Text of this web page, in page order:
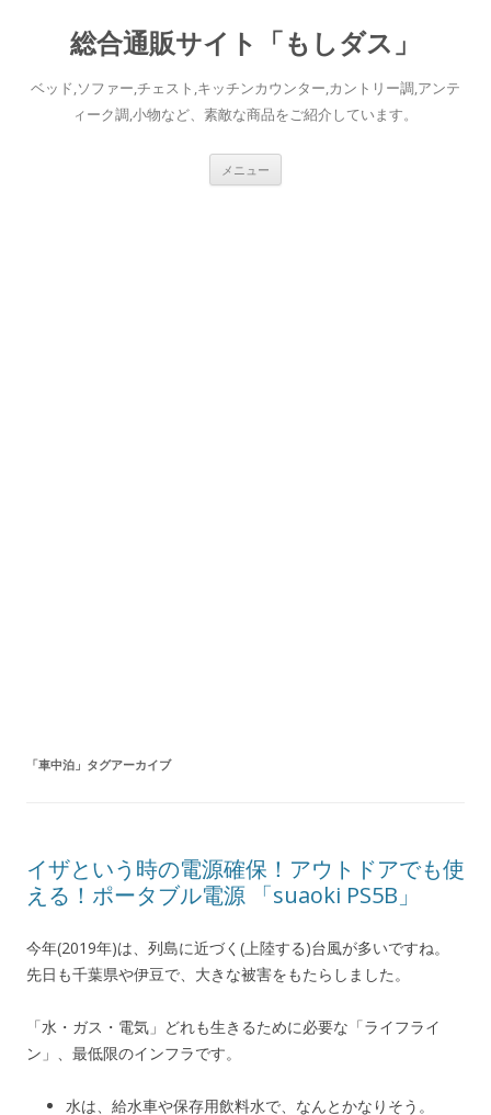
総合通販サイト「もしダス」
ベッド,ソファー,チェスト,キッチンカウンター,カントリー調,アンテ
ィーク調,小物など、素敵な商品をご紹介しています。
メニュー
「車中泊 」タグアーカイブ
イザという時の電源確保！アウトドアでも使
える！ポータブル電源 「suaoki PS5B」
今年(2019年)は、列島に近づく(上陸する)台風が多いですね。
先日も千葉県や伊豆で、大きな被害をもたらしました。
「水・ガス・電気」どれも生きるために必要な「ライフライ
ン」、最低限のインフラです。
水は、給水車や保存用飲料水で、なんとかなりそう。